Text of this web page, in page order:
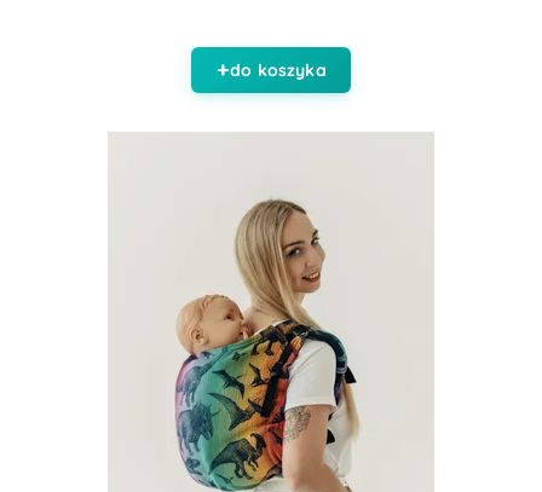
do koszyka